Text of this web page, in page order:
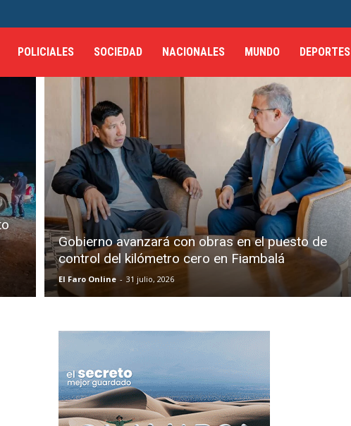
POLICIALES SOCIEDAD NACIONALES MUNDO DEPORTES
Gobierno avanzará con obras en el puesto de
control del kilómetro cero en Fiambalá
El Faro Online - 31 julio, 2026